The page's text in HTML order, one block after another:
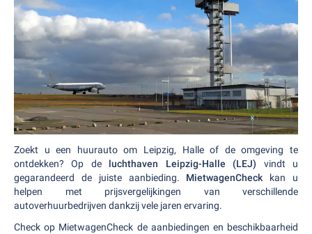
Zoekt u een huurauto om Leipzig, Halle of de omgeving te
ontdekken? Op de luchthaven Leipzig-Halle (LEJ) vindt u
gegarandeerd de juiste aanbieding. MietwagenCheck kan u
helpen met prijsvergelijkingen van verschillende
autoverhuurbedrijven dankzij vele jaren ervaring.
Check op MietwagenCheck de aanbiedingen en beschikbaarheid